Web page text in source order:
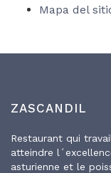
Mapa del
ZASCANDIL
Restaurant qui
atteindre
asturienne et le